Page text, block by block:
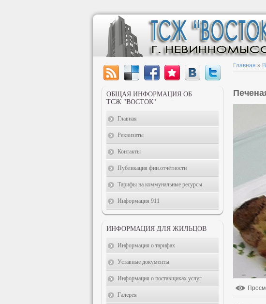
Главная »
ОБЩАЯ ИНФОРМАЦИЯ ОБ
ТСЖ "ВОСТОК"
Главная
Реквизиты
Контакты
Публикация фин.отчётности
Тарифы на коммунальные ресурсы
Информация 911
ИНФОРМАЦИЯ ДЛЯ ЖИЛЬЦОВ
Информация о тарифах
Уставные документы
Информация о поставщиках услуг
Галерея